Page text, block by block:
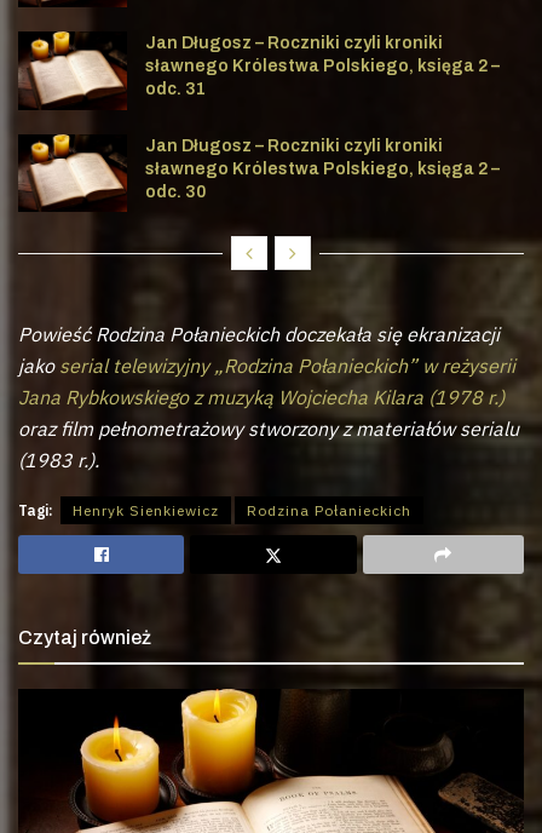
Jan Długosz – Roczniki czyli kroniki
sławnego Królestwa Polskiego, księga 2 –
odc. 31
Jan Długosz – Roczniki czyli kroniki
sławnego Królestwa Polskiego, księga 2 –
odc. 30
Powieść Rodzina Połanieckich doczekała się ekranizacji
jako serial telewizyjny „Rodzina Połanieckich” w reżyserii
Jana Rybkowskiego z muzyką Wojciecha Kilara (1978 r.)
oraz film pełnometrażowy stworzony z materiałów serialu
(1983 r.).
Tagi: Henryk Sienkiewicz Rodzina Połanieckich
Czytaj również